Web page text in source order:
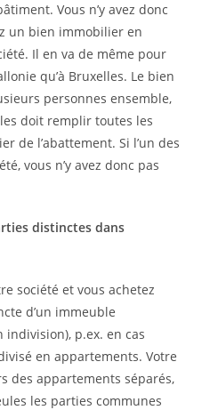
Vous n’y avez donc
un bien immobilier en
Il en va de même pour
qu’à Bruxelles. Le bien
personnes ensemble,
doit remplir toutes les
de l’abattement. Si l’un des
vous n’y avez donc pas
distinctes dans
société et vous achetez
d’un immeuble
indivision), p.ex. en cas
en appartements. Votre
des appartements séparés,
les parties communes